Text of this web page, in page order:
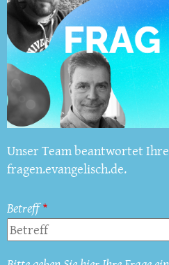
Unser Team beantwortet
fragen.evangelisch.de.
Betreff